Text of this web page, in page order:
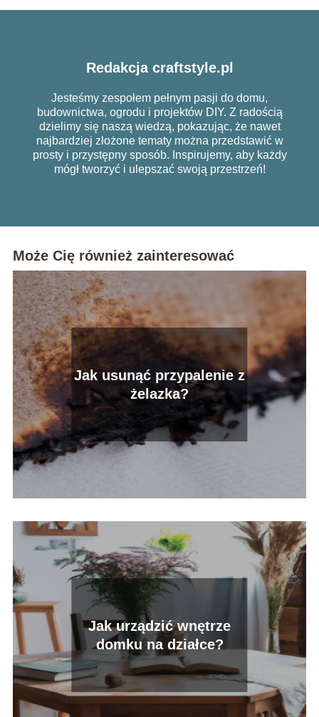
Redakcja craftstyle.pl
Jesteśmy zespołem pełnym pasji do domu,
budownictwa, ogrodu i projektów DIY. Z radością
dzielimy się naszą wiedzą, pokazując, że nawet
najbardziej złożone tematy można przedstawić w
prosty i przystępny sposób. Inspirujemy, aby każdy
mógł tworzyć i ulepszać swoją przestrzeń!
Może Cię również zainteresować
Jak usunąć przypalenie z
żelazka?
Jak urządzić wnętrze
domku na działce?